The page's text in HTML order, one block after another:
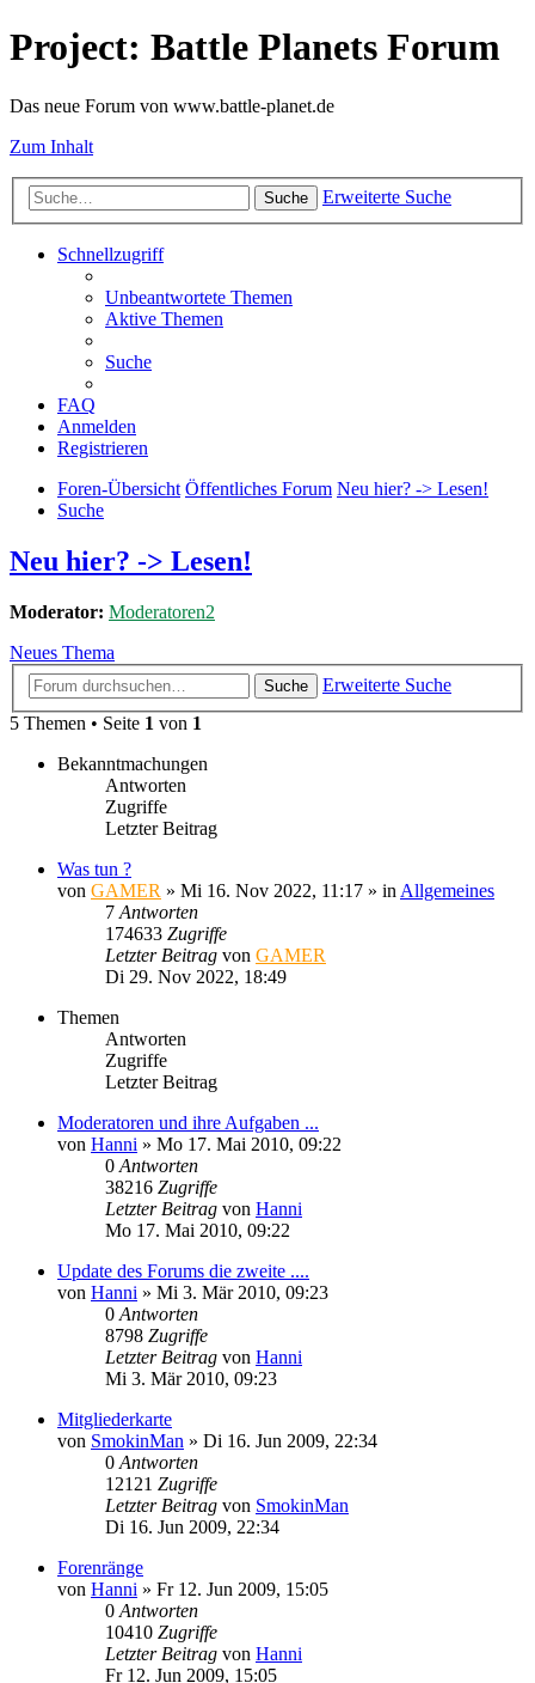
Project: Battle Planets Forum
Das neue Forum von www.battle-planet.de
Zum Inhalt
Suche Erweiterte Suche
Schnellzugriff
Unbeantwortete Themen
Aktive Themen
Suche
FAQ
Anmelden
Registrieren
Foren-Übersicht Öffentliches Forum Neu hier? -> Lesen!
Suche
Neu hier? -> Lesen!
Moderator: Moderatoren2
Neues Thema
Suche
Erweiterte Suche
5 Themen • Seite 1 von 1
Bekanntmachungen
Antworten
Zugriffe
Letzter Beitrag
Was tun ?
von GAMER » Mi 16. Nov 2022, 11:17 » in Allgemeines
7 Antworten
174633 Zugriffe
Letzter Beitrag von GAMER
Di 29. Nov 2022, 18:49
Themen
Antworten
Zugriffe
Letzter Beitrag
Moderatoren und ihre Aufgaben ...
von Hanni » Mo 17. Mai 2010, 09:22
0 Antworten
38216 Zugriffe
Letzter Beitrag von Hanni
Mo 17. Mai 2010, 09:22
Update des Forums die zweite ....
von Hanni » Mi 3. Mär 2010, 09:23
0 Antworten
8798 Zugriffe
Letzter Beitrag von Hanni
Mi 3. Mär 2010, 09:23
Mitgliederkarte
von SmokinMan » Di 16. Jun 2009, 22:34
0 Antworten
12121 Zugriffe
Letzter Beitrag von SmokinMan
Di 16. Jun 2009, 22:34
Forenränge
von Hanni » Fr 12. Jun 2009, 15:05
0 Antworten
10410 Zugriffe
Letzter Beitrag von Hanni
Fr 12. Jun 2009, 15:05